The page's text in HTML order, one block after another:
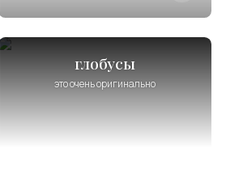
глобусы
это очень оригинально